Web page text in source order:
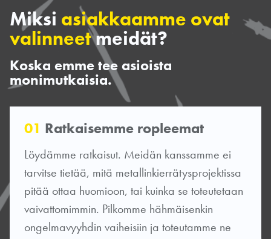
Miksi asiakkaamme ovat
valinneetmeidät?
Koska emme tee asioista
monimutkaisia.
01 Ratkaisemme ropleemat
Löydämme ratkaisut. Meidän kanssamme ei
tarvitse tietää, mitä metallinkierrätysprojektissa
pitää ottaa huomioon, tai kuinka se toteutetaan
vaivattomimmin. Pilkomme hähmäisenkin
ongelmavyyhdin vaiheisiin ja toteutamme ne